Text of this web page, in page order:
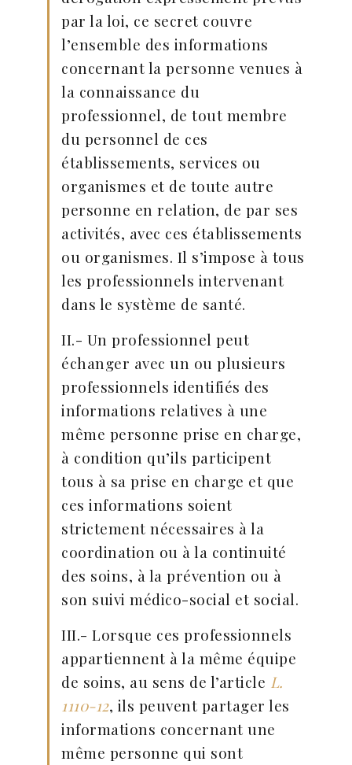
par la loi, ce secret couvre
l’ensemble des informations
concernant la personne venues à
la connaissance du
professionnel, de tout membre
du personnel de ces
établissements, services ou
organismes et de toute autre
personne en relation, de par ses
activités, avec ces établissements
ou organismes. Il s’impose à tous
les professionnels intervenant
dans le système de santé.
II.- Un professionnel peut
échanger avec un ou plusieurs
professionnels identifiés des
informations relatives à une
même personne prise en charge,
à condition qu’ils participent
tous à sa prise en charge et que
ces informations soient
strictement nécessaires à la
coordination ou à la continuité
des soins, à la prévention ou à
son suivi médico-social et social.
III.- Lorsque ces professionnels
appartiennent à la même équipe
de soins, au sens de l’article L.
1110-12, ils peuvent partager les
informations concernant une
même personne qui sont